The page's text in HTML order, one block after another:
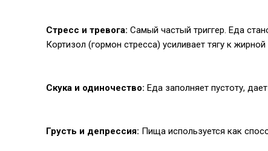
Стресс и тревога: Самый частый триггер. Еда
Кортизол (гормон стресса) усиливает тягу к
Скука и одиночество: Еда заполняет пустоту,
Грусть и депрессия: Пища используется как